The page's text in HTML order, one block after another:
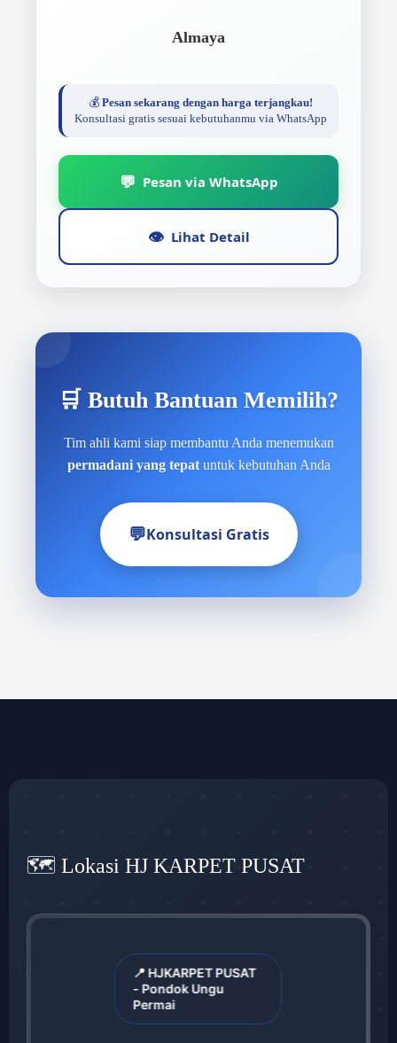
Almaya
💰 Pesan sekarang dengan harga terjangkau!
Konsultasi gratis sesuai kebutuhanmu via WhatsApp
💬 Pesan via WhatsApp
👁️ Lihat Detail
🛒 Butuh Bantuan Memilih?
Tim ahli kami siap membantu Anda menemukan
permadani yang tepatuntuk kebutuhan Anda
💬Konsultasi Gratis
🗺️ Lokasi HJ KARPET PUSAT
📍 HJKARPET PUSAT
- Pondok Ungu
Permai